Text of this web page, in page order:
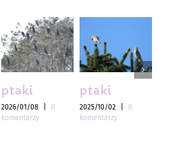
ptaki
2026/01/08
0
komentarzy
ptaki
2025/10/02
0
komentarzy